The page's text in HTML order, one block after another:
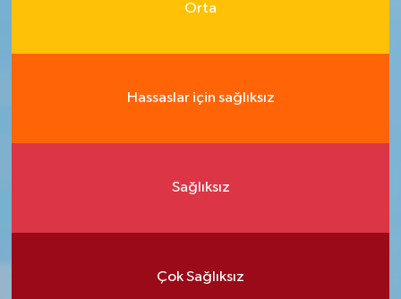
Orta
Hassaslar için sağlıksız
Sağlıksız
Çok Sağlıksız